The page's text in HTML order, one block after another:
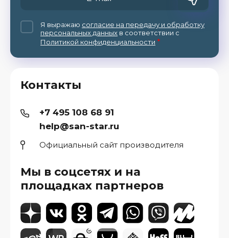
Контакты
+7 495 108 68 91
help@san-star.ru
Официальный сайт производителя
Мы в соцсетях и на
площадках партнеров
Я выражаю согласие на передачу и обработку
персональных данных в соответствии с
Политикой конфиденциальности *